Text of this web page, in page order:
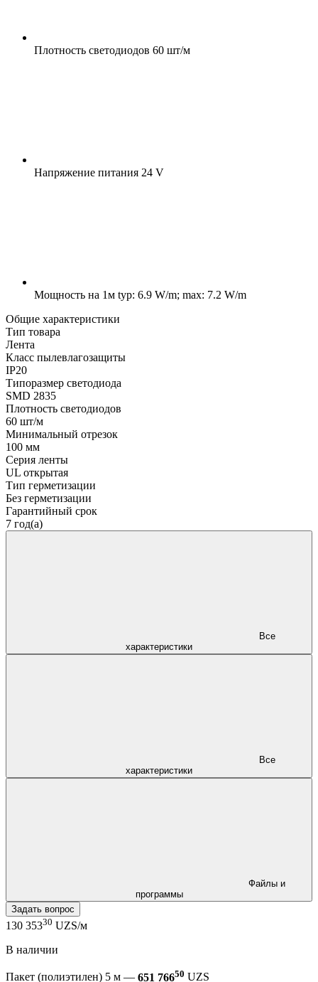
Плотность светодиодов 60 шт/м
Напряжение питания 24 V
Мощность на 1м typ: 6.9 W/m; max: 7.2 W/m
Общие характеристики
Тип товара
Лента
Класс пылевлагозащиты
IP20
Типоразмер светодиода
SMD 2835
Плотность светодиодов
60 шт/м
Минимальный отрезок
100 мм
Серия ленты
UL открытая
Тип герметизации
Без герметизации
Гарантийный срок
7 год(а)
характеристики
характеристики
программы
Задать вопрос
130 35330 UZS/м
В наличии
Пакет (полиэтилен) 5 м — 651 76650 UZS